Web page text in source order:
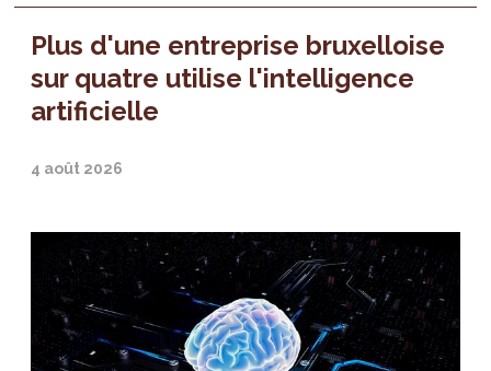
Plus d'une entreprise bruxelloise
sur quatre utilise l'intelligence
artificielle
4 août 2026